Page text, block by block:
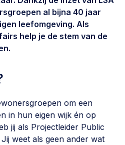
vastgoed,
welkomstcultuur >
al bijna 40 jaar
leefomgeving. Als
help je de stem van de
om een
in hun eigen wijk én op
jij als Projectleider Public
weet als geen ander wat